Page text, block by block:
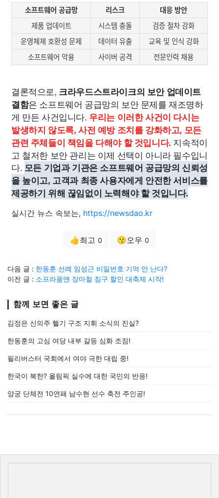
소프트웨어 공급망 리스크
대응 방안
제품 업데이트
시스템 충돌
검증 절차 강화
운영체제 호환성 문제
데이터 유출
교육 및 인식 강화
소프트웨어 악용
사이버 공격 전문인력 채용
결론적으로, 크라우드스트라이크의 보안 업데이트
결함은 소프트웨어 공급망의 보안 문제를 재조명하
게 만든 사건입니다. 우리는 이러한 사건이 다시는
발생하지 않도록, 사전 예방 조치를 강화하고, 모든
관련 주체들이 책임을 다해야 할 것입니다. 지속적이
고 철저한 보안 관리는 이제 선택이 아니라 필수입니
다. 모든 기업과 기관은 소프트웨어 공급망의 신뢰성
을 높이고, 고객과 최종 사용자에게 안전한 서비스를
제공하기 위해 끊임없이 노력해야 할 것입니다.
실시간 뉴스 속보는, https://newsdao.kr
👍최고 0 😗오우 0
다음 글 : 한동훈 선례 임성근 비밀번호 기억 안 난다?
이전 글 : 소프라움앤 장마철 침구 할인 대축제 시작!
함께 보면 좋은 글
김정은 신의주 헬기 구조 지휘 소식의 진실?
한동훈의 고심 여당 내부 갈등 심화 조짐!
필리버스터 국회에서 여야 극한 대립 중!
한국이 북한? 올림픽 실수에 대한 국민의 반응!
양궁 단체전 10연패 남수현 선수 축전 주인공!